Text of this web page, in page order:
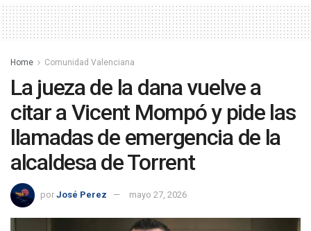
Home Comunidad Valenciana
La jueza de la dana vuelve a
citar a Vicent Mompó y pide las
llamadas de emergencia de la
alcaldesa de Torrent
por José Perez mayo 27, 2026